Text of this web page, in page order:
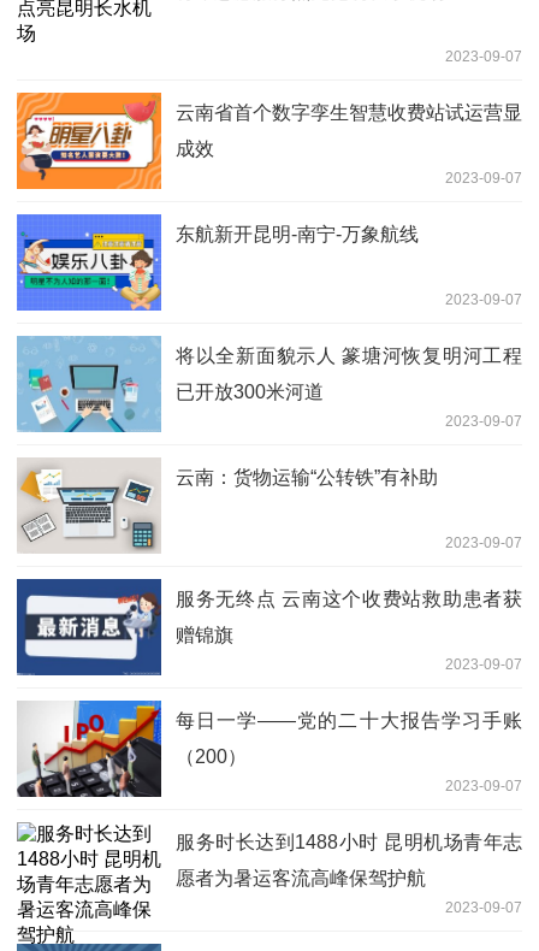
2023-09-07
云南省首个数字孪生智慧收费站试运营显
成效
2023-09-07
东航新开昆明-南宁-万象航线
2023-09-07
将以全新面貌示人 篆塘河恢复明河工程
已开放300米河道
2023-09-07
云南：货物运输“公转铁”有补助
2023-09-07
服务无终点 云南这个收费站救助患者获
赠锦旗
2023-09-07
每日一学——党的二十大报告学习手账
（200）
2023-09-07
服务时长达到1488小时 昆明机场青年志
愿者为暑运客流高峰保驾护航
2023-09-07